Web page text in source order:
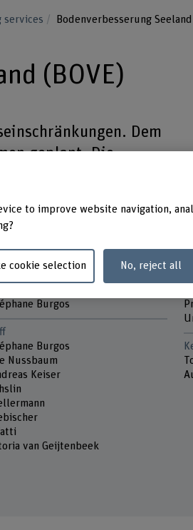
services Bodenverbesserung Seeland
(BOVE)
Dem
geplant. Die
sollen
vorstellen.
Burgos
Burgos
Nussbaum
Keiser
van Geijtenbeek
to improve website navigation,
cookie selection No, reject all